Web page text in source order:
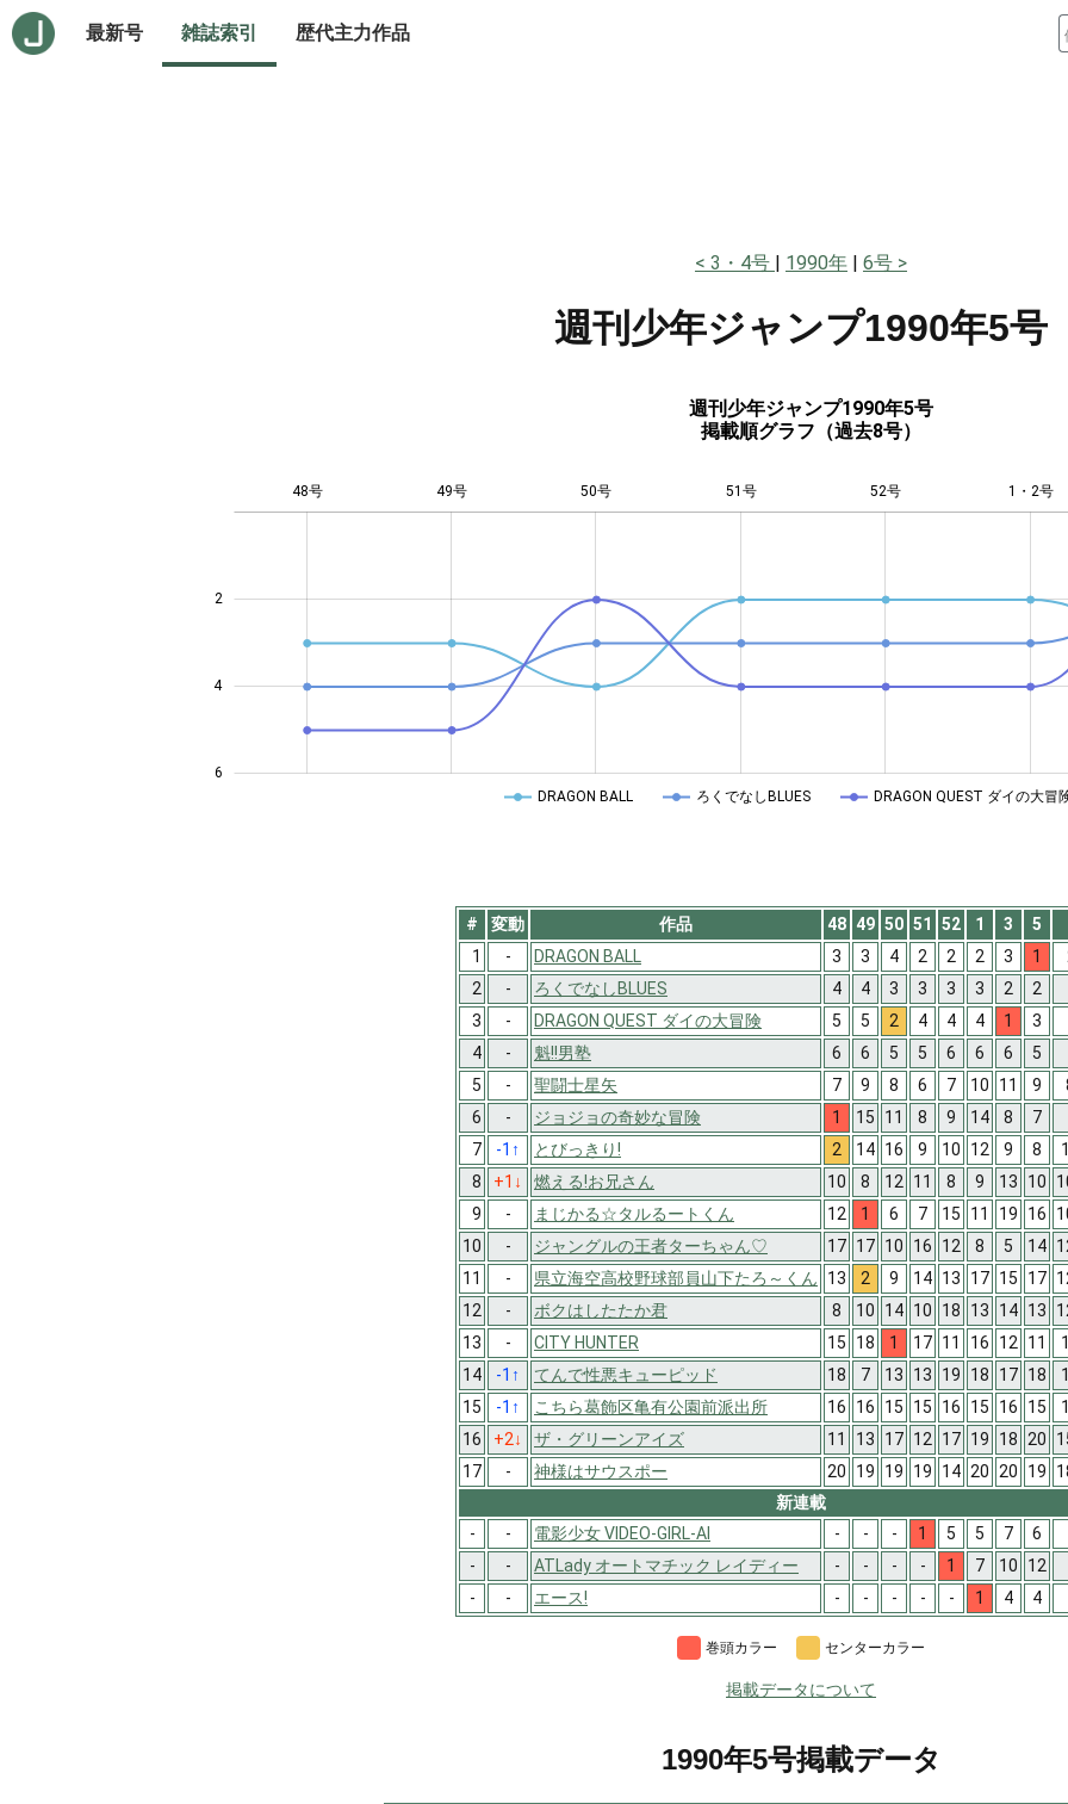
最新号 雑誌索引 歴代主力作品
3・4号 1990年 6号
週刊少年ジャンプ1990年5号
週刊少年ジャンプ1990年5号
掲載順グラフ（過去8号）
2
4
6
48号 49号 50号 51号 52号 1・2号
DRAGON BALL ろくでなしBLUES DRAGON QUEST ダイの大冒
# 変動 作品 48 49 50 51 52 1 3 5
1
- DRAGON BALL 3 3 4 2 2 2 3 1
2
- ろくでなしBLUES 4 4 3 3 3 3 2 2
3
- DRAGON QUEST ダイの大冒険 5 5 2 4 4 4 1 3
4
- 魁!!男塾 6 6 5 5 6 6 6 5
5
- 聖闘士星矢 7 9 8 6 7 10 11 9
6
- ジョジョの奇妙な冒険 1 15 11 8 9 14 8 7
7
-1 ↑ とびっきり! 2 14 16 9 10 12 9 8
8
+1 ↓ 燃える!お兄さん 10 8 12 11 8 9 13 10
9
- まじかる☆タルるートくん 12 1 6 7 15 11 19 16
10
- ジャングルの王者ターちゃん♡ 17 17 10 16 12 8 5 14
11
- 県立海空高校野球部員山下たろ～くん 13 2 9 14 13 17 15 17
12
- ボクはしたたか君 8 10 14 10 18 13 14 13
13
- CITY HUNTER 15 18 1 17 11 16 12 11
14
-1 ↑ てんで性悪キューピッド 18 7 13 13 19 18 17 18
15
-1 ↑ こちら葛飾区亀有公園前派出所 16 16 15 15 16 15 16 15
16
+2↓ ザ・グリーンアイズ 11 13 17 12 17 19 18 20
17
- 神様はサウスポー 20 19 19 19 14 20 20 19
新連載
-
- 電影少女 VIDEO-GIRL-AI - - - 1 5 5 7 6
-
- ATLady オートマチック レイディー - - - - 1 7 10 12
-
- エース! - - - - - 1 4 4
巻頭カラー センターカラー
掲載データについて
1990年5号掲載データ